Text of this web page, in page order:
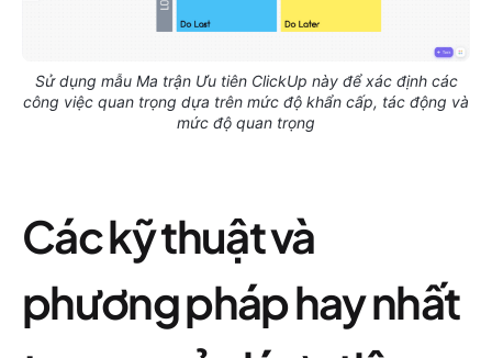
Sử dụng mẫu Ma trận Ưu tiên ClickUp này để xác định các
công việc quan trọng dựa trên mức độ khẩn cấp, tác động và
mức độ quan trọng
Các kỹ thuật và
phương pháp hay nhất